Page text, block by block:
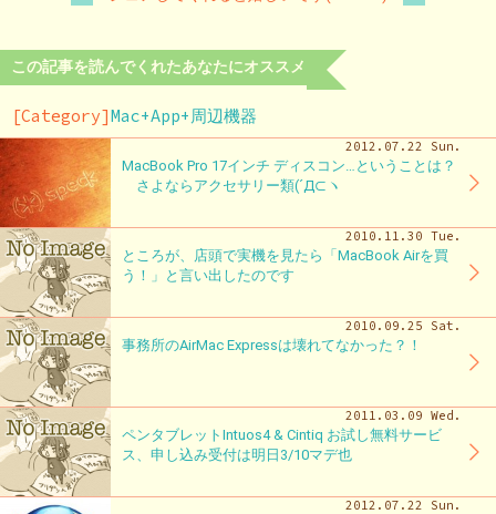
この記事を読んでくれたあなたにオススメ
[Category]Mac+App+周辺機器
2012.07.22 Sun.
MacBook Pro 17インチ ディスコン…ということは？
さよならアクセサリー類(´Д⊂ヽ
2010.11.30 Tue.
ところが、店頭で実機を見たら「MacBook Airを買
う！」と言い出したのです
2010.09.25 Sat.
事務所のAirMac Expressは壊れてなかった？！
2011.03.09 Wed.
ペンタブレットIntuos4 & Cintiq お試し無料サービ
ス、申し込み受付は明日3/10マデ也
2012.07.22 Sun.